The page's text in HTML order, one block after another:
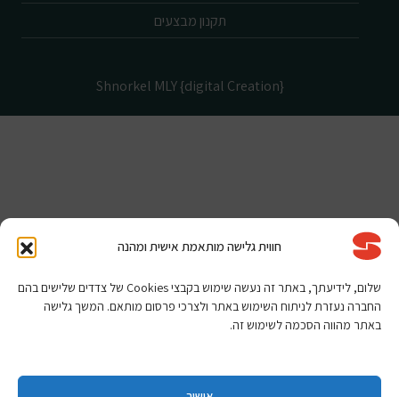
חווית גלישה מותאמת אישית ומהנה
שלום, לידיעתך, באתר זה נעשה שימוש בקבצי Cookies של צדדים שלישים בהם
החברה נעזרת לניתוח השימוש באתר ולצרכי פרסום מותאם. המשך גלישה
באתר מהווה הסכמה לשימוש זה.
תקנון מבצעים
Shnorkel MLY {digital Creation}